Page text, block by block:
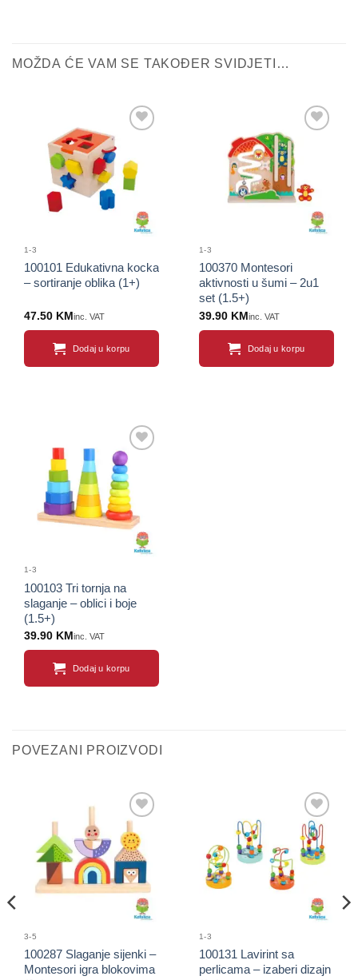
MOŽDA ĆE VAM SE TAKOĐER SVIDJETI…
proizvod
1-3
100101 Edukativna kocka
– sortiranje oblika (1+)
47.50 KMinc. VAT
Dodaj u korpu
Sačuvaj
proizvod
1-3
100370 Montesori
aktivnosti u šumi – 2u1
set (1.5+)
39.90 KMinc. VAT
Dodaj u korpu
Sačuvaj
proizvod
1-3
100103 Tri tornja na
slaganje – oblici i boje
(1.5+)
39.90 KM inc. VAT
Dodaj u korpu
POVEZANI PROIZVODI
proizvod
3-5
100287 Slaganje sijenki –
Montesori igra blokovima
Sačuvaj
proizvod
1-3
100131 Lavirint sa
perlicama – izaberi dizajn